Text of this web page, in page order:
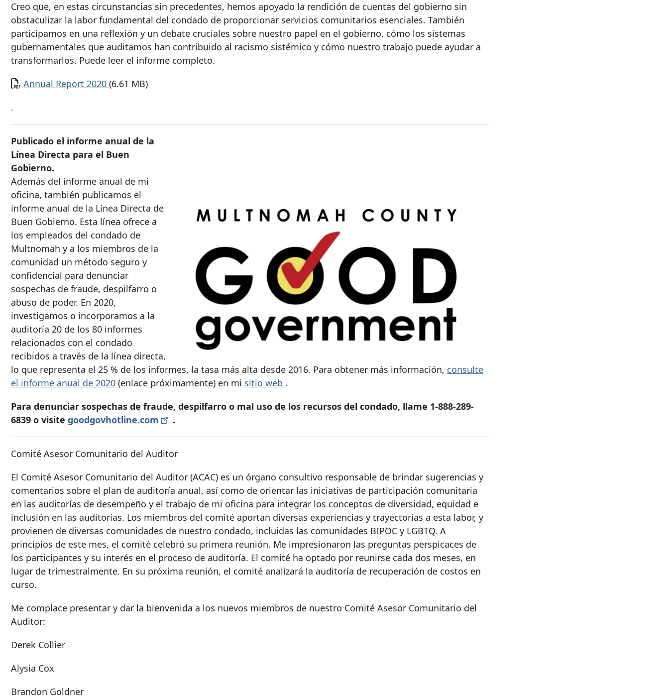
Creo que, en estas circunstancias sin precedentes, hemos apoyado la rendición de cuentas del gobierno sin
obstaculizar la labor fundamental del condado de proporcionar servicios comunitarios esenciales. También
participamos en una reflexión y un debate cruciales sobre nuestro papel en el gobierno, cómo los sistemas
gubernamentales que auditamos han contribuido al racismo sistémico y cómo nuestro trabajo puede ayudar a
transformarlos. Puede leer el informe completo.
Documento
Annual Report 2020 (6.61 MB)
.
Publicado el informe anual de la
Línea Directa para el Buen
Gobierno.
Además del informe anual de mi
oficina, también publicamos el
informe anual de la Línea Directa de
Buen Gobierno. Esta línea ofrece a
los empleados del condado de
Multnomah y a los miembros de la
comunidad un método seguro y
confidencial para denunciar
sospechas de fraude, despilfarro o
abuso de poder. En 2020,
investigamos o incorporamos a la
auditoría 20 de los 80 informes
relacionados con el condado
recibidos a través de la línea directa,
lo que representa el 25 % de los informes, la tasa más alta desde 2016. Para obtener más información, consulte
el informe anual de 2020 (enlace próximamente) en mi sitio web .
Para denunciar sospechas de fraude, despilfarro o mal uso de los recursos del condado, llame 1-888-289-
6839 o visite goodgovhotline.com .
Comité Asesor Comunitario del Auditor
El Comité Asesor Comunitario del Auditor (ACAC) es un órgano consultivo responsable de brindar sugerencias y
comentarios sobre el plan de auditoría anual, así como de orientar las iniciativas de participación comunitaria
en las auditorías de desempeño y el trabajo de mi oficina para integrar los conceptos de diversidad, equidad e
inclusión en las auditorías. Los miembros del comité aportan diversas experiencias y trayectorias a esta labor, y
provienen de diversas comunidades de nuestro condado, incluidas las comunidades BIPOC y LGBTQ. A
principios de este mes, el comité celebró su primera reunión. Me impresionaron las preguntas perspicaces de
los participantes y su interés en el proceso de auditoría. El comité ha optado por reunirse cada dos meses, en
lugar de trimestralmente. En su próxima reunión, el comité analizará la auditoría de recuperación de costos en
curso.
Me complace presentar y dar la bienvenida a los nuevos miembros de nuestro Comité Asesor Comunitario del
Auditor:
Derek Collier
Alysia Cox
Brandon Goldner